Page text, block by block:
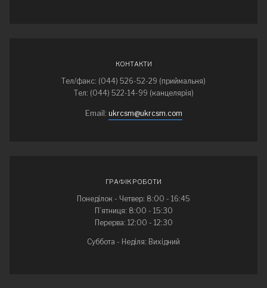
КОНТАКТИ
Тел/факс: (044) 526-52-29 (приймальня)
Тел: (044) 522-14-99 (канцелярія)
Email: ukrcsm@ukrcsm.com
ГРАФІК РОБОТИ
Понеділок - Четвер: 8:00 - 16:45
П’ятниця: 8:00 - 15:30
Перерва: 12:00 - 12:30
Суббота - Неділя: Вихідний